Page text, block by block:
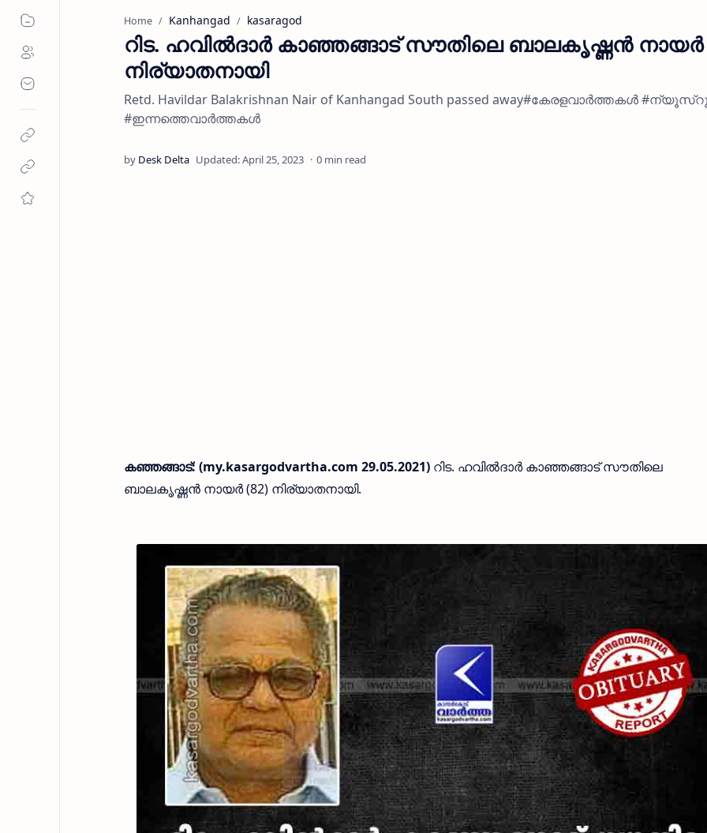
Home Kanhangad kasaragod
റിട. ഹവിൽദാർ കാഞ്ഞങ്ങാട് സൗതിലെ ബാലകൃഷ്ണൻ നായർ
നിര്യാതനായി
Retd. Havildar Balakrishnan Nair of Kanhangad South passed away#കേരളവാർത്തകൾ
#ഇന്നത്തെവാർത്തകൾ
0 min read
കഞ്ഞങ്ങാട്: (my.kasargodvartha.com 29.05.2021) റിട. ഹവിൽദാർ കാഞ്ഞങ്ങാട് സൗതിലെ
ബാലകൃഷ്ണൻ നായർ (82) നിര്യാതനായി.